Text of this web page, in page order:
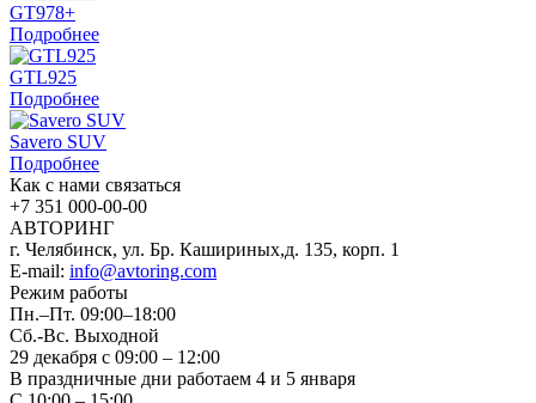
GT978+
Подробнее
GTL925
Подробнее
Savero SUV
Подробнее
Как с нами связаться
+7 351 000-00-00
АВТОРИНГ
г. Челябинск, ул. Бр. Кашириных,д. 135, корп. 1
E-mail: info@avtoring.com
Режим работы
Пн.–Пт. 09:00–18:00
Сб.-Вс. Выходной
29 декабря с 09:00 – 12:00
В праздничные дни работаем 4 и 5 января